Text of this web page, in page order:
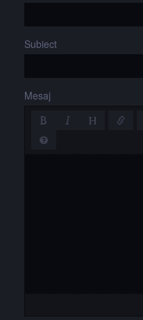
Subiect
Mesaj